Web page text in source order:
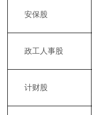
安保股
政工人事股
计财股